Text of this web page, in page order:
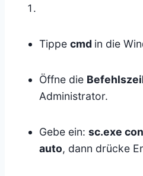
Tippe cmd in die
Öffne die
Administrator.
Gebe ein: sc.exe
auto, dann drücke